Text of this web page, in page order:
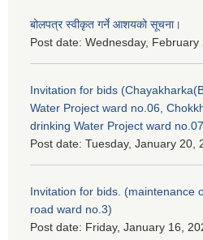
बोलपत्र स्वीकृत गर्ने आशयको सूचना।
Post date: Wednesday, February
Invitation for bids
Water Project ward no.06,
drinking Water Project ward
Post date: Tuesday, January 20,
Invitation for bids. (maintenance
road ward no.3)
Post date: Friday, January 16,